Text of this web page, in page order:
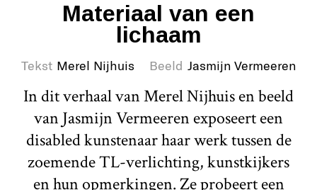
Materiaal van een
lichaam
Tekst Merel Nijhuis Beeld Jasmijn Vermeeren
In dit verhaal van Merel Nijhuis en beeld
van Jasmijn Vermeeren exposeert een
disabled kunstenaar haar werk tussen de
zoemende TL-verlichting, kunstkijkers
en hun opmerkingen. Ze probeert een